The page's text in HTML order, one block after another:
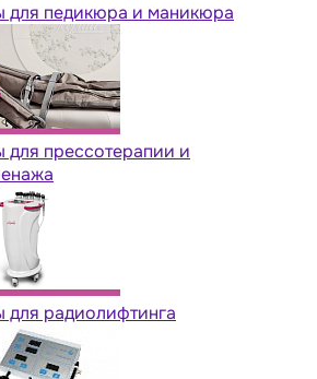
для педикюра и маникюра
для прессотерапии и
для радиолифтинга